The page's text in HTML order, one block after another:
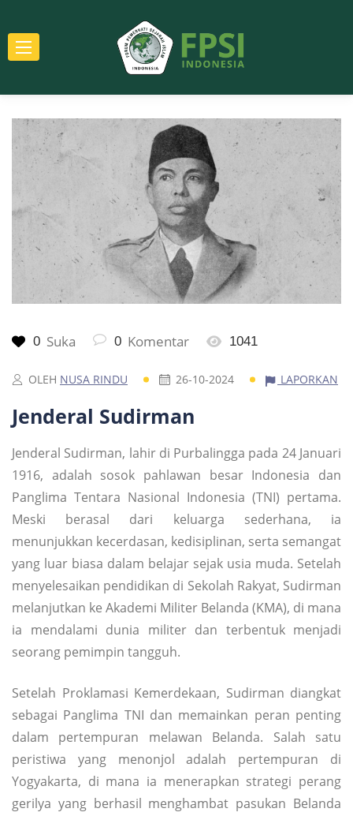
0 Suka 0 Komentar 1041
OLEH NUSA RINDU 26-10-2024 LAPORKAN
Jenderal Sudirman
Jenderal Sudirman, lahir di Purbalingga pada 24 Januari
1916, adalah sosok pahlawan besar Indonesia dan
Panglima Tentara Nasional Indonesia (TNI) pertama.
Meski berasal dari keluarga sederhana, ia
menunjukkan kecerdasan, kedisiplinan, serta semangat
yang luar biasa dalam belajar sejak usia muda. Setelah
menyelesaikan pendidikan di Sekolah Rakyat, Sudirman
melanjutkan ke Akademi Militer Belanda (KMA), di mana
ia mendalami dunia militer dan terbentuk menjadi
seorang pemimpin tangguh.
Setelah Proklamasi Kemerdekaan, Sudirman diangkat
sebagai Panglima TNI dan memainkan peran penting
dalam pertempuran melawan Belanda. Salah satu
peristiwa yang menonjol adalah pertempuran di
Yogyakarta, di mana ia menerapkan strategi perang
gerilya yang berhasil menghambat pasukan Belanda